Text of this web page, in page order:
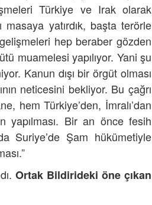
Türkiye ve Irak olarak
yatırdık, başta terörle
hep beraber gözden
muamelesi yapılıyor. Yani şu
Kanun dışı bir örgüt olması
neticesini bekliyor. Bu çağrı
hem Türkiye’den, İmralı’dan
yapılması. Bir an önce fesih
Suriye’de Şam hükümetiyle
Ortak Bildirideki öne çıkan